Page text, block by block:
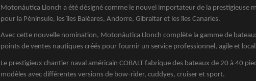
Motonáutica Llonch a été désigné comme le nouvel importateur de la prestigieuse
pour la Péninsule, les îles Baléares, Andorre, Gibraltar et les îles Canaries.
Avec cette nouvelle nomination, Motonáutica Llonch complète la gamme de
points de ventes nautiques créés pour fournir un service professionnel, agile et
Le prestigieux chantier naval américain COBALT fabrique des bateaux de 20 à 40
modèles avec différentes versions de bow-rider, cuddyes, cruiser et sport.